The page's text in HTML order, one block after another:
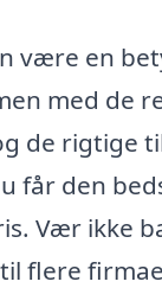
være en
med de
de rigtige
får den
Vær ikke
flere